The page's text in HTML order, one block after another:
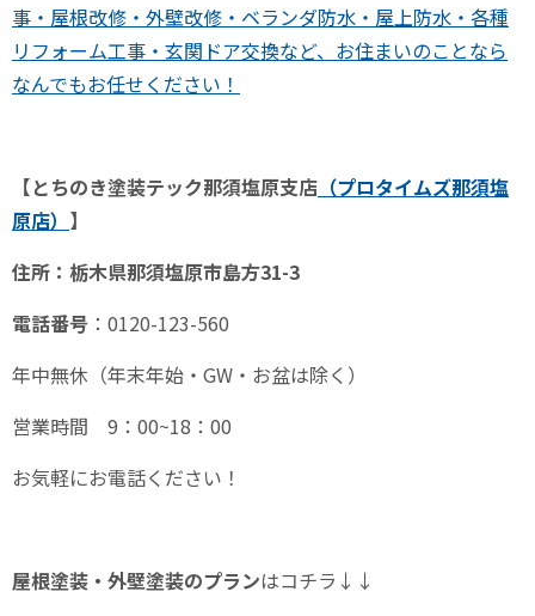
事・屋根改修・外壁改修・ベランダ防水・屋上防水・各種
リフォーム工事・玄関ドア交換など、お住まいのことなら
なんでもお任せください！
【とちのき塗装テック那須塩原支店 （プロタイムズ那須塩
原店） 】
住所：栃木県那須塩原市島方31-3
電話番号 ： 0120-123-560
年中無休（年末年始・ GW ・お盆は除く）
営業時間 9 ： 00~18 ： 00
お気軽にお電話ください！
屋根塗装・外壁塗装のプランはコチラ↓↓